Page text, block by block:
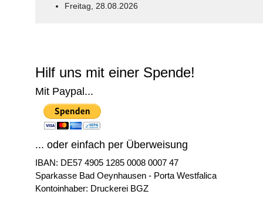
Freitag, 28.08.2026
Hilf uns mit einer Spende!
Mit Paypal...
... oder einfach per Überweisung
IBAN: DE57 4905 1285 0008 0007 47
Sparkasse Bad Oeynhausen - Porta Westfalica
Kontoinhaber: Druckerei BGZ